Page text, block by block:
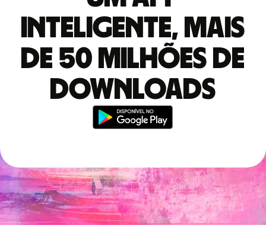
inteligente, mais
de 50 milhões de
downloads